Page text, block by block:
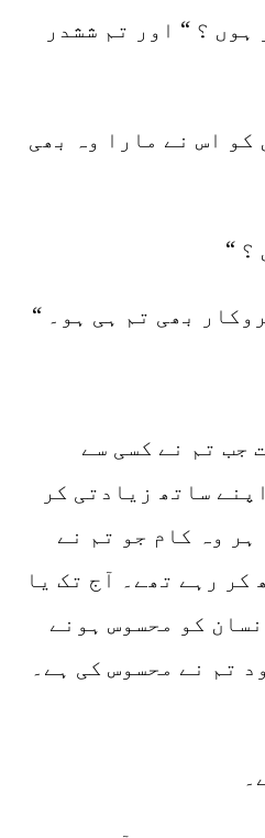
؟ “ اور تم ششدر
کو اس نے مارا وہ بھی
؟ “
بھی تم ہی ہو۔ “
جب تم نے کسی سے
ساتھ زیادتی کر
ہر وہ کام جو تم نے
کر رہے تھے۔ آج تک یا
کو محسوس ہونے
تم نے محسوس کی ہے۔